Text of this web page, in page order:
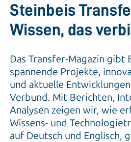
Steinbeis
Wissen, das
Das Transfer-Magazin gibt
spannende Projekte,
und aktuelle
Verbund. Mit Berichten,
Analysen zeigen wir, wie
Wissens- und
auf Deutsch und Englisch,